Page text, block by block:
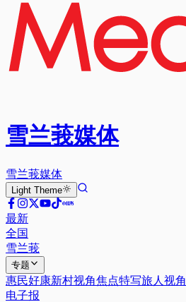
雪兰莪媒体
雪兰莪媒体
Light Theme
最新
全国
雪兰莪
专题
惠民好康新村视角焦点特写旅人视角
电子报